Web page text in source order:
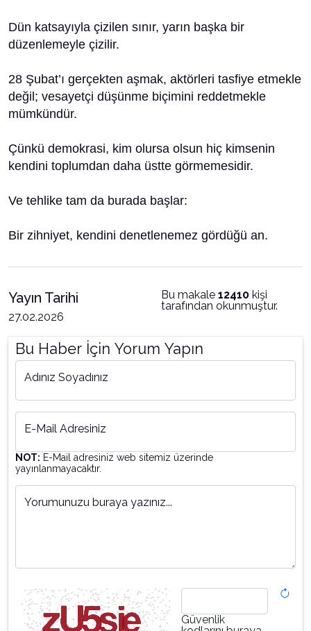
Dün katsayıyla çizilen sınır, yarın başka bir
düzenlemeyle çizilir.
28 Şubat’ı gerçekten aşmak, aktörleri tasfiye etmekle
değil; vesayetçi düşünme biçimini reddetmekle
mümkündür.
Çünkü demokrasi, kim olursa olsun hiç kimsenin
kendini toplumdan daha üstte görmemesidir.
Ve tehlike tam da burada başlar:
Bir zihniyet, kendini denetlenemez gördüğü an.
Yayın Tarihi
27.02.2026
Bu makale 12410 kişi
tarafından okunmuştur.
Bu Haber İçin Yorum Yapın
Adınız Soyadınız
E-Mail Adresiniz
NOT: E-Mail adresiniz web sitemiz üzerinde
yayınlanmayacaktır.
Yorumunuzu buraya yazınız...
Güvenlik